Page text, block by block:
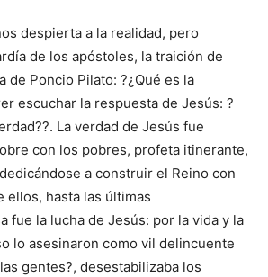
despierta a la realidad, pero
de los apóstoles, la traición de
de Poncio Pilato: ?¿Qué es la
escuchar la respuesta de Jesús: ?
La verdad de Jesús fue
con los pobres, profeta itinerante,
a construir el Reino con
ellos, hasta las últimas
fue la lucha de Jesús: por la vida y la
lo asesinaron como vil delincuente
gentes?, desestabilizaba los